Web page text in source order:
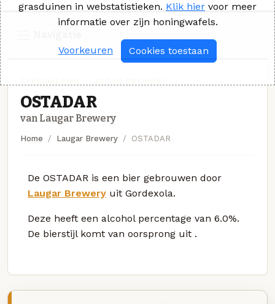
OSTADAR
van Laugar Brewery
Home Laugar Brewery OSTADAR
De OSTADAR is een bier gebrouwen door
Laugar Brewery uit Gordexola.
Deze heeft een alcohol percentage van 6.0%.
De bierstijl komt van oorsprong uit .
grasduinen in webstatistieken. Klik hier voor meer
informatie over zijn honingwafels.
Voorkeuren Cookies toestaan